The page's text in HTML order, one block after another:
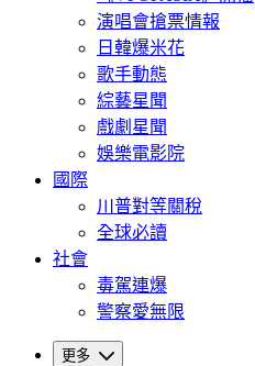
演唱會搶票情報
日韓爆米花
歌手動態
綜藝星聞
戲劇星聞
娛樂電影院
國際
川普對等關稅
全球必讀
社會
毒駕連爆
警察愛無限
更多